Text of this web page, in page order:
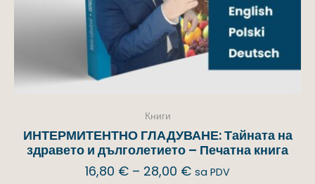
Книги
ИНТЕРМИТЕНТНО ГЛАДУВАНЕ: Тайната на
здравето и дълголетието – Печатна книга
16,80 € – 28,00 € sa PDV